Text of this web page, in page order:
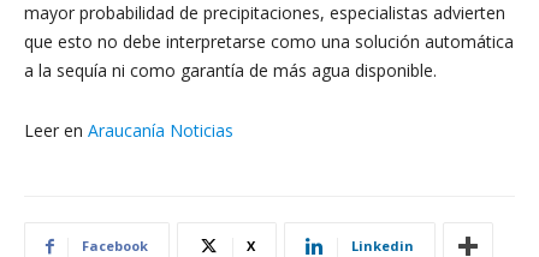
mayor probabilidad de precipitaciones, especialistas advierten
que esto no debe interpretarse como una solución automática
a la sequía ni como garantía de más agua disponible.
Leer en Araucanía Noticias
Facebook X Linkedin